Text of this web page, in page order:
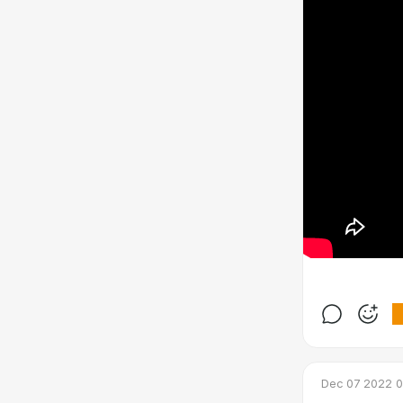
Dec 07 2022